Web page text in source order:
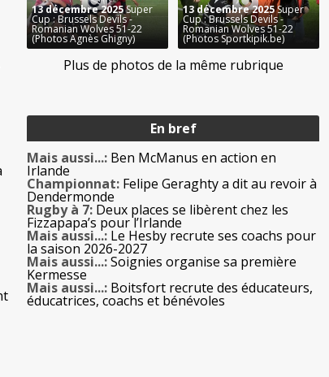
En bref
Mais aussi...: Ben McManus en action en
Irlande
Championnat: Felipe Geraghty a dit au revoir à
Dendermonde
Rugby à 7: Deux places se libèrent chez les
Fizzapapa’s pour l’Irlande
Mais aussi...: Le Hesby recrute ses coachs pour
la saison 2026-2027
Mais aussi...:Soignies organise sa première
Kermesse
Mais aussi...: Boitsfort recrute des éducateurs,
éducatrices, coachs et bénévoles
13 décembre 2025Super
Cup : Brussels Devils -
Romanian Wolves 51-22
(Photos Agnès Ghigny)
13 décembre 2025Super
Cup : Brussels Devils -
Romanian Wolves 51-22
(Photos Sportkipik.be)
Plus de photos de la même rubrique